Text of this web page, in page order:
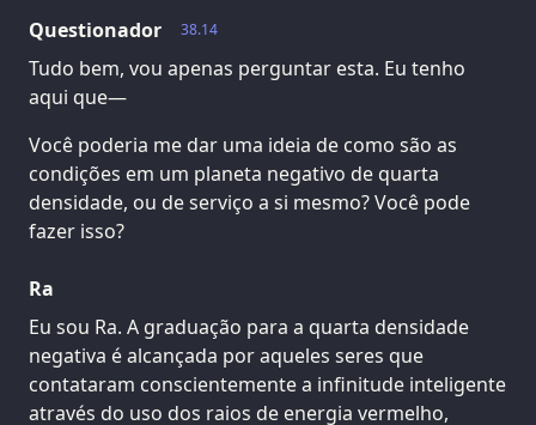
38.14
Questionador
Tudo bem, vou apenas perguntar esta. Eu tenho
aqui que—
Você poderia me dar uma ideia de como são as
condições em um planeta negativo de quarta
densidade, ou de serviço a si mesmo? Você pode
fazer isso?
Ra
Eu sou Ra. A graduação para a quarta densidade
negativa é alcançada por aqueles seres que
contataram conscientemente a infinitude inteligente
através do uso dos raios de energia vermelho,